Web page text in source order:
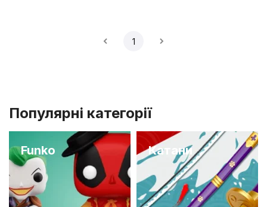
1
Популярні категорії
Funko Катани